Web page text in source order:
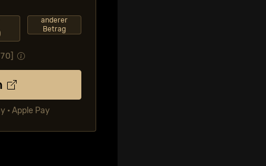
anderer
Betrag
• Apple Pay